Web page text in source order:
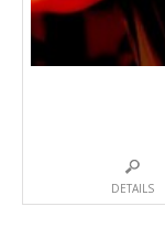
DETAILS